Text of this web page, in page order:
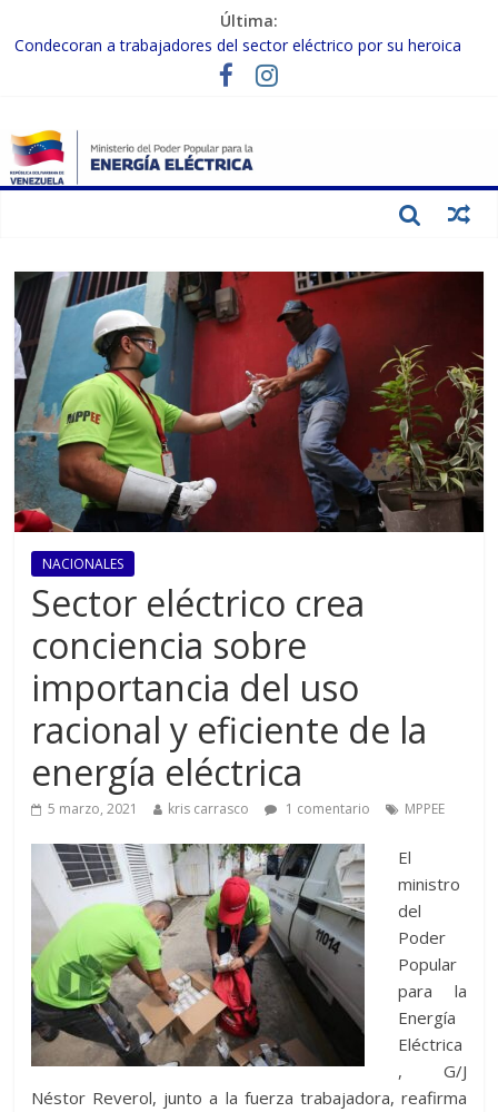
Última:
Condecoran a trabajadores del sector eléctrico por su heroica
labor tras el doble sismo del 24-J
Gobierno Nacional coordina acciones con el sector privado para
Inspeccionan trabajos de rehabilitación en instalaciones del SEN
en Carabobo
Gobierno Nacional activa plan preventivo para fortalecer el SEN
NACIONALES
Sector eléctrico crea
conciencia sobre
importancia del uso
racional y eficiente de la
energía eléctrica
5 marzo, 2021 kris carrasco 1 comentario MPPEE
El
ministro
del
Poder
Popular
para la
Energía
Eléctrica
, G/J
Néstor Reverol, junto a la fuerza trabajadora, reafirma